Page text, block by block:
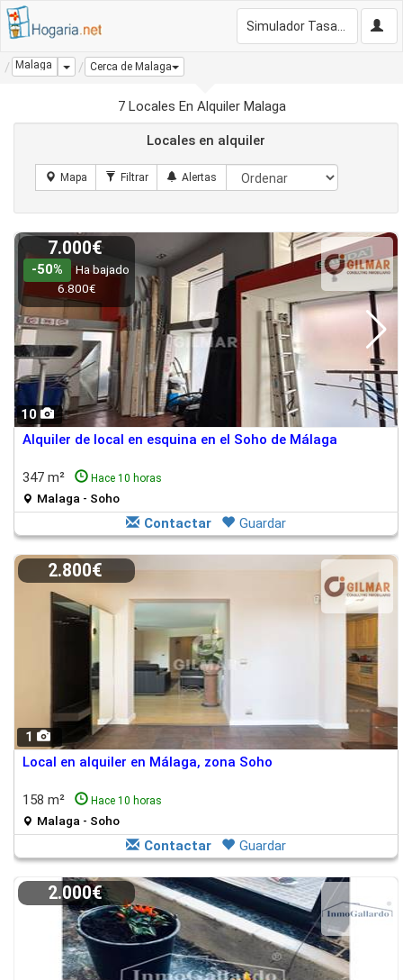
Malaga Dropdown
Cerca de Malaga
7 Locales En Alquiler Malaga
Locales en alquiler
10
7.000€
-50%
Ha bajado
6.800€
Alquiler de local en esquina en el Soho de Málaga
347 m² Hace 10 horas
Malaga - Soho
Contactar Guardar
1
2.800€
Local en alquiler en Málaga, zona Soho
158 m² Hace 10 horas
Malaga - Soho
Contactar Guardar
2.000€